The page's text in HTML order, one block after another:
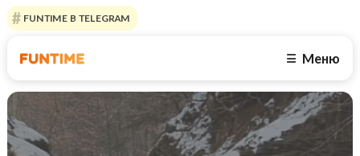
FUNTIME В TELEGRAM
☰ Меню